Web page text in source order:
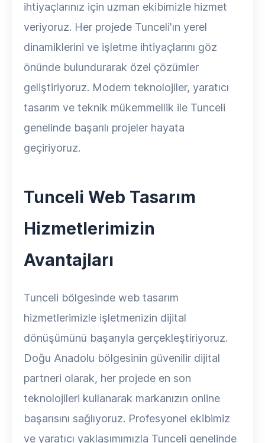
ihtiyaçlarınız için uzman ekibimizle hizmet
veriyoruz. Her projede Tunceli'ın yerel
dinamiklerini ve işletme ihtiyaçlarını göz
önünde bulundurarak özel çözümler
geliştiriyoruz. Modern teknolojiler, yaratıcı
tasarım ve teknik mükemmellik ile Tunceli
genelinde başarılı projeler hayata
geçiriyoruz.
Tunceli Web Tasarım
Hizmetlerimizin
Avantajları
Tunceli bölgesinde web tasarım
hizmetlerimizle işletmenizin dijital
dönüşümünü başarıyla gerçekleştiriyoruz.
Doğu Anadolu bölgesinin güvenilir dijital
partneri olarak, her projede en son
teknolojileri kullanarak markanızın online
başarısını sağlıyoruz. Profesyonel ekibimiz
ve yaratıcı yaklaşımımızla Tunceli genelinde